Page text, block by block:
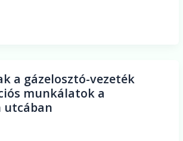
a gázelosztó-vezeték
munkálatok a
utcában